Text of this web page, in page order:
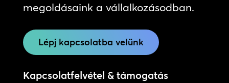
megoldásaink a vállalkozásodban.
Lépj kapcsolatba velünk
Kapcsolatfelvétel & támogatás